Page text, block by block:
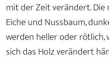
mit der Zeit verändert.
Eiche und Nussbaum,
werden heller oder rötlich,
sich das Holz verändert